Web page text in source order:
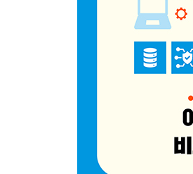
5.5 실습 다양한 AWS
6장 AWS 데이터베이스
6.1 데이터베이스와
6.2 AWS 데이터베이스
6.3 실습 웹 서버와
7장 AWS 고급 네트워킹
7.1 DNS란